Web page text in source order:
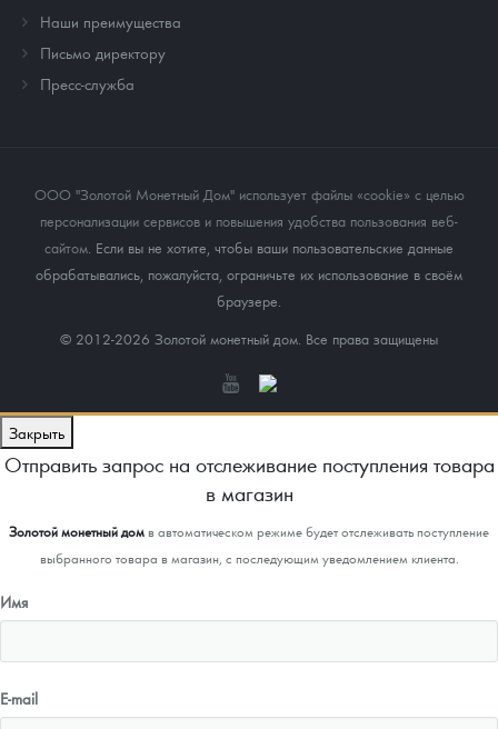
Наши преимущества
Письмо директору
Пресс-служба
ООО "Золотой Монетный Дом" использует файлы «cookie» с целью
персонализации сервисов и повышения удобства пользования веб-
сайтом . Если вы не хотите, чтобы ваши пользовательские данные
обрабатывались, пожалуйста, ограничьте их использование в своём
браузере.
© 2012-2026 Золотой монетный дом. Все права защищены
Закрыть
Отправить запрос на отслеживание поступления товара
в магазин
Золотой монетный домв автоматическом режиме будет отслеживать поступление
выбранного товара в магазин, с последующим уведомлением клиента.
Имя
E-mail